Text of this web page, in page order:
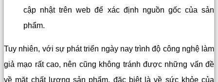
cập nhật trên web để xác định nguồn gốc của sản
phẩm.
Tuy nhiên, với sự phát triển ngày nay trình độ công nghệ làm
giả mạo rất cao, nên cũng không tránh được những vấn đề
về mặt chất lượng sản phẩm, đặc biệt là về sức khỏe của